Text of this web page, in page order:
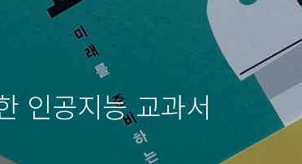
인공지능 교과서